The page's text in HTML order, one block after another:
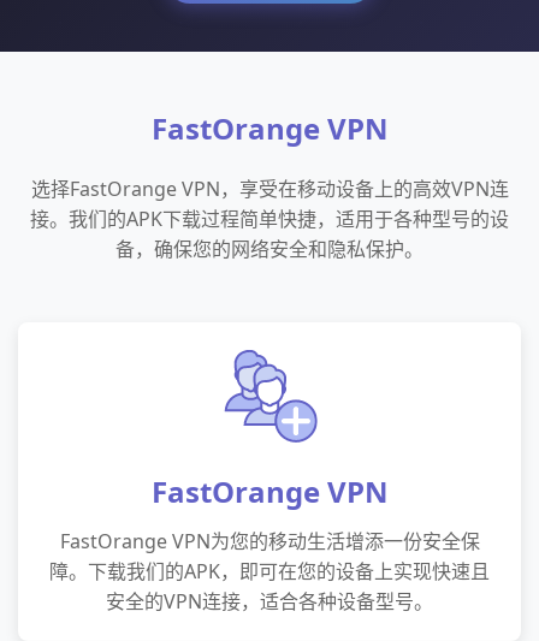
FastOrange VPN
选择FastOrange VPN，享受在移动设备上的高效VPN连
接。我们的APK下载过程简单快捷，适用于各种型号的设
备，确保您的网络安全和隐私保护。
FastOrange VPN
FastOrange VPN为您的移动生活增添一份安全保
障。下载我们的APK，即可在您的设备上实现快速且
安全的VPN连接，适合各种设备型号。